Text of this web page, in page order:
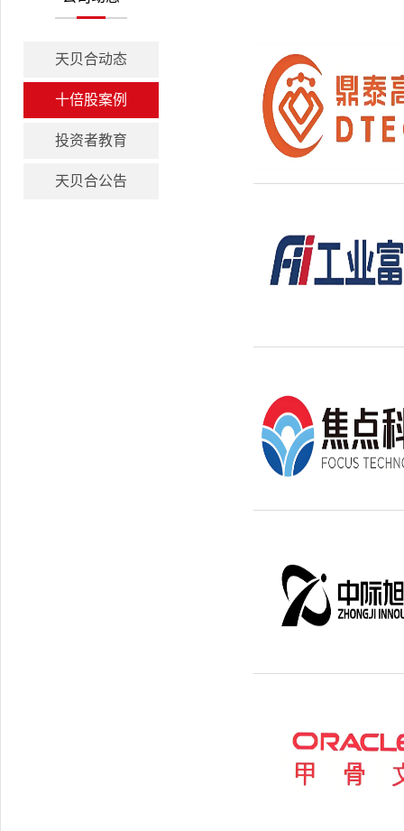
天贝合动态
十倍股案例
投资者教育
天贝合公告